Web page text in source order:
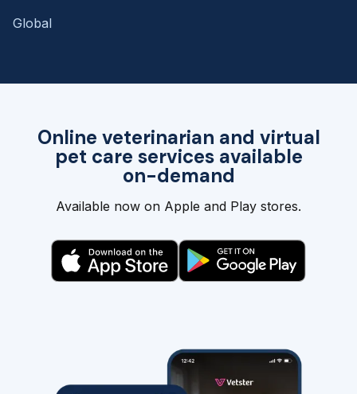
Online veterinarian and virtual
pet care services available
on-demand
Available now on Apple and Play stores.
Global